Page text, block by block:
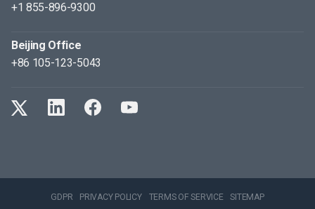
+1 855-896-9300
Beijing Office
+86 105-123-5043
GDPR PRIVACY POLICY TERMS OF SERVICE SITEMAP